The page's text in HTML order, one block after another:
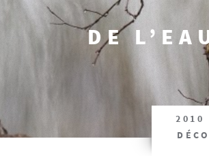
DE
2010